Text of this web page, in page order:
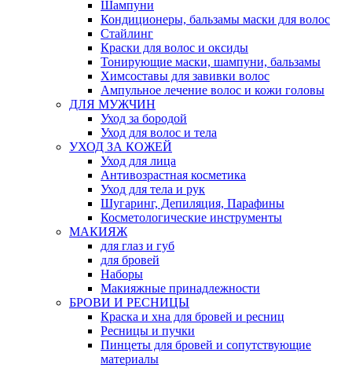
Шампуни
Кондиционеры, бальзамы маски для волос
Стайлинг
Краски для волос и оксиды
Тонирующие маски, шампуни, бальзамы
Химсоставы для завивки волос
Ампульное лечение волос и кожи головы
ДЛЯ МУЖЧИН
Уход за бородой
Уход для волос и тела
УХОД ЗА КОЖЕЙ
Уход для лица
Антивозрастная косметика
Уход для тела и рук
Шугаринг, Депиляция, Парафины
Косметологические инструменты
МАКИЯЖ
для глаз и губ
для бровей
Наборы
Макияжные принадлежности
БРОВИ И РЕСНИЦЫ
Краска и хна для бровей и ресниц
Ресницы и пучки
Пинцеты для бровей и сопутствующие
материалы